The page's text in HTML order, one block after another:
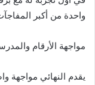
واحدة من أكبر
مواجهة الأرقام
يقدم النهائي مواجهة